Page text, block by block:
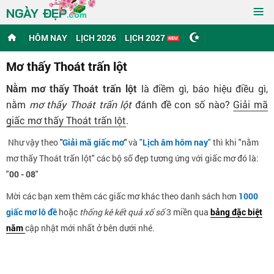
NGÀY ĐẸP.com ≡
HÔM NAY LỊCH 2026 LỊCH 2027
Mơ thấy Thoát trấn lột
Nằm mơ thấy Thoát trấn lột là điềm gì, báo hiệu điều gì,
nằm mơ thấy Thoát trấn lộtđánh đề con số nào? Giải mã
giấc mơ thấy Thoát trấn lột.
Như vậy theo"Giải mã giấc mơ"và "Lịch âm hôm nay" thì khi "nằm
mơ thấy Thoát trấn lột" các bộ số đẹp tương ứng với giấc mơ đó là:
"00 - 08"
Mời các bạn xem thêm các giấc mơ khác theo danh sách hơn 1000
giấc mơ lô đề hoặc thống kê kết quả xổ số3 miền qua bảng đặc biệt
nămcập nhật mới nhất ở bên dưới nhé.